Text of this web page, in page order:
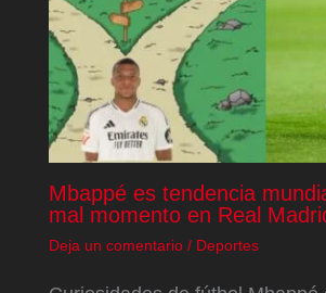
Mbappé es tendencia
mal momento en Real
Deja un comentario / Deportes